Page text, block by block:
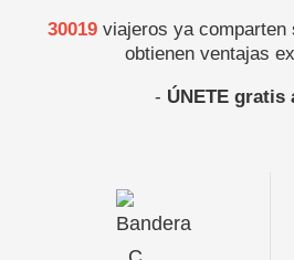
30019viajeros ya comparten
obtienen ventajas
- ÚNETE gratis